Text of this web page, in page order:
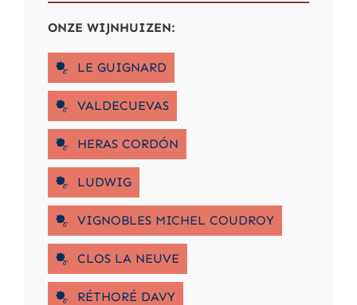
ONZE WIJNHUIZEN:
LE GUIGNARD
VALDECUEVAS
HERAS CORDÓN
LUDWIG
VIGNOBLES MICHEL COUDROY
CLOS LA NEUVE
RÉTHORÉ DAVY